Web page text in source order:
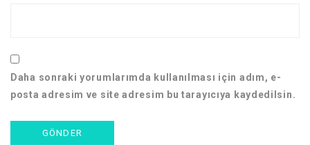
Daha sonraki yorumlarımda kullanılması için adım, e-
posta adresim ve site adresim bu tarayıcıya kaydedilsin.